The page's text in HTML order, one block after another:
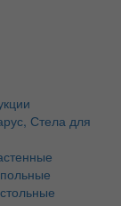
Стела для